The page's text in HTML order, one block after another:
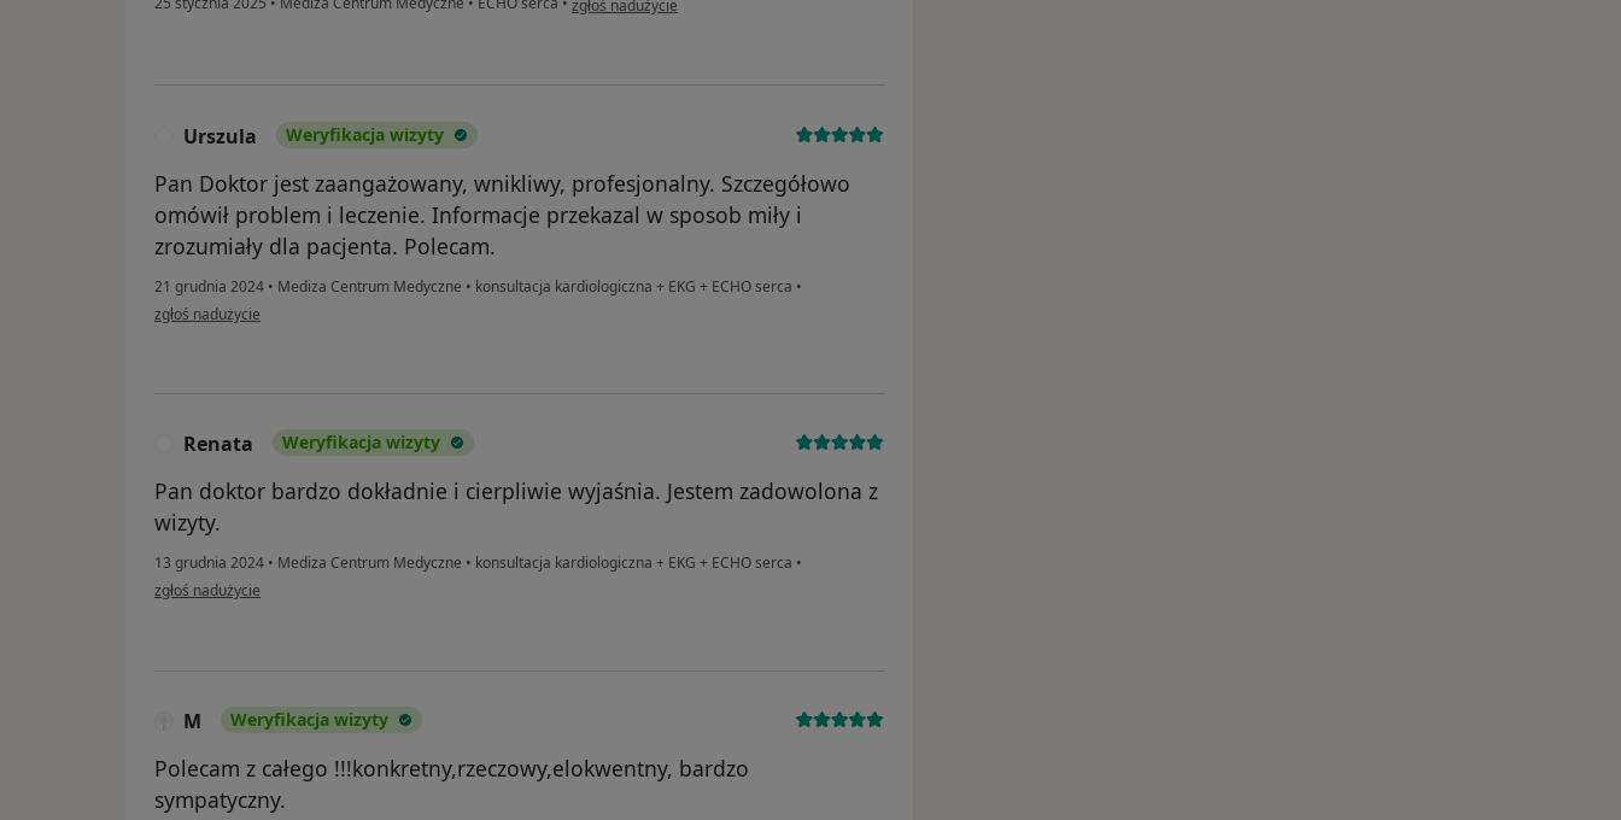
zgłoś nadużycie
Urszula Weryfikacja wizyty
Pan Doktor jest zaangażowany, wnikliwy, profesjonalny. Szczegółowo
omówił problem i leczenie. Informacje przekazal w sposob miły i
zrozumiały dla pacjenta. Polecam.
21 grudnia 2024 • Mediza Centrum Medyczne • konsultacja kardiologiczna + EKG + ECHO serca •
w opinii użytkownika Urszula
zgłoś nadużycie
Renata Weryfikacja wizyty
Pan doktor bardzo dokładnie i cierpliwie wyjaśnia. Jestem zadowolona z
wizyty.
13 grudnia 2024 • Mediza Centrum Medyczne • konsultacja kardiologiczna + EKG + ECHO serca •
w opinii użytkownika Renata
zgłoś nadużycie
M Weryfikacja wizyty
Polecam z całego !!!konkretny,rzeczowy,elokwentny, bardzo
sympatyczny.